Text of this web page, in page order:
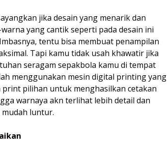
jika desain yang menarik dan
yang cantik seperti pada desain ini
tentu bisa membuat penampilan
Tapi kamu tidak usah khawatir jika
seragam sepakbola kamu di tempat
menggunakan mesin digital printing yang
pilihan untuk menghasilkan cetakan
warnaya akn terlihat lebih detail dan
luntur.